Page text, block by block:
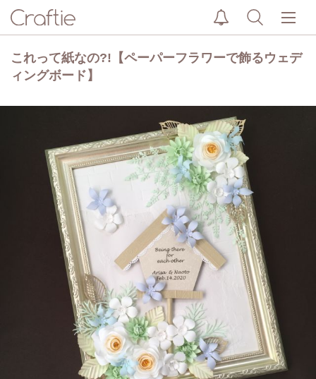
これって紙なの?!【ペーパーフラワーで飾るウェデ
ィングボード】